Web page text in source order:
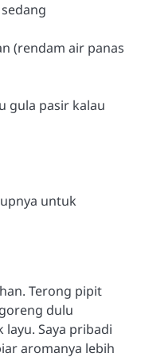
(rendam air panas
gula pasir kalau
untuk
Terong pipit
dulu
Saya pribadi
aromanya lebih